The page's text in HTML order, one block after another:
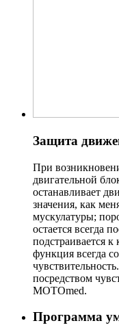
Защита
При
двигательной
останавливает
значения, как
мускулатуры;
остается всегда
подстраивается
функция всегда
посредством
MOTOmed.
Программа